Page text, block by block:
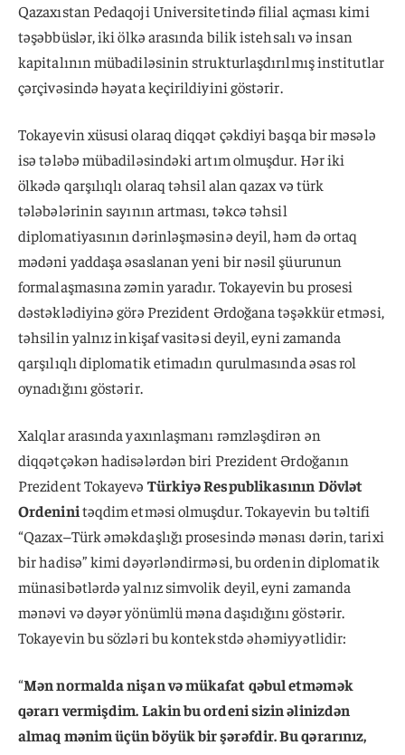
Qazaxıstan Pedaqoji Universitetində filial açması kimi
təşəbbüslər, iki ölkə arasında bilik istehsalı və insan
kapitalının mübadiləsinin strukturlaşdırılmış institutlar
çərçivəsində həyata keçirildiyini göstərir.
Tokayevin xüsusi olaraq diqqət çəkdiyi başqa bir məsələ
isə tələbə mübadiləsindəki artım olmuşdur. Hər iki
ölkədə qarşılıqlı olaraq təhsil alan qazax və türk
tələbələrinin sayının artması, təkcə təhsil
diplomatiyasının dərinləşməsinə deyil, həm də ortaq
mədəni yaddaşa əsaslanan yeni bir nəsil şüurunun
formalaşmasına zəmin yaradır. Tokayevin bu prosesi
dəstəklədiyinə görə Prezident Ərdoğana təşəkkür etməsi,
təhsilin yalnız inkişaf vasitəsi deyil, eyni zamanda
qarşılıqlı diplomatik etimadın qurulmasında əsas rol
oynadığını göstərir.
Xalqlar arasında yaxınlaşmanı rəmzləşdirən ən
diqqətçəkən hadisələrdən biri Prezident Ərdoğanın
Prezident Tokayevə Türkiyə Respublikasının Dövlət
Ordeninitəqdim etməsi olmuşdur. Tokayevin bu təltifi
“Qazax–Türk əməkdaşlığı prosesində mənası dərin, tarixi
bir hadisə” kimi dəyərləndirməsi, bu ordenin diplomatik
münasibətlərdə yalnız simvolik deyil, eyni zamanda
mənəvi və dəyər yönümlü məna daşıdığını göstərir.
Tokayevin bu sözləri bu kontekstdə əhəmiyyətlidir:
“Mən normalda nişan və mükafat qəbul etməmək
qərarı vermişdim. Lakin bu ordeni sizin əlinizdən
almaq mənim üçün böyük bir şərəfdir. Bu qərarınız,